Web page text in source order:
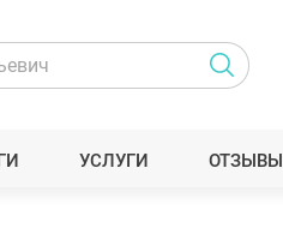
УСЛУГИ ОТЗЫВЫ